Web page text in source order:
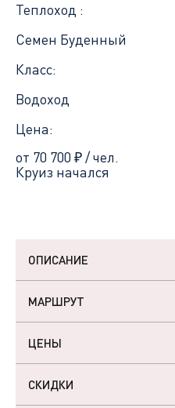
Теплоход :
Семен Буденный
Класс:
Водоход
Цена:
от 70 700 ₽/ чел.
Круиз начался
ОПИСАНИЕ
МАРШРУТ
ЦЕНЫ
СКИДКИ